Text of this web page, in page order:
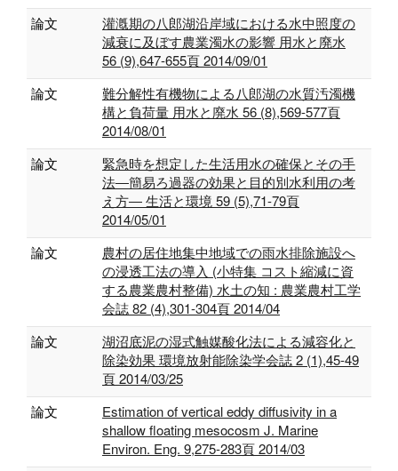
論文
灌漑期の八郎湖沿岸域における水中照度の
減衰に及ぼす農業濁水の影響 用水と廃水
56 (9),647-655頁 2014/09/01
論文
難分解性有機物による八郎湖の水質汚濁機
構と負荷量 用水と廃水 56 (8),569-577頁
2014/08/01
論文
緊急時を想定した生活用水の確保とその手
法―簡易ろ過器の効果と目的別水利用の考
え方― 生活と環境 59 (5),71-79頁
2014/05/01
論文
農村の居住地集中地域での雨水排除施設へ
の浸透工法の導入 (小特集 コスト縮減に資
する農業農村整備) 水土の知 : 農業農村工学
会誌 82 (4),301-304頁 2014/04
論文
湖沼底泥の湿式触媒酸化法による減容化と
除染効果 環境放射能除染学会誌 2 (1),45-49
頁 2014/03/25
論文
Estimation of vertical eddy diffusivity in a
shallow floating mesocosm J. Marine
Environ. Eng. 9,275-283頁 2014/03